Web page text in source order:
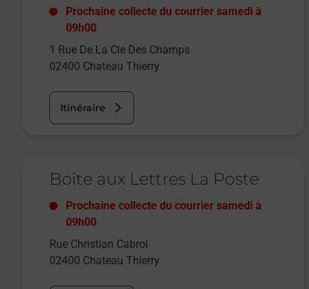
Prochaine collecte du courrier samedi à
09h00
1 Rue De La Cle Des Champs
02400 Chateau Thierry
Itinéraire
Boîte aux Lettres La Poste
Prochaine collecte du courrier samedi à
09h00
Rue Christian Cabrol
02400 Chateau Thierry